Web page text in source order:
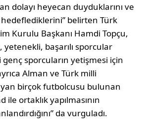
dolayı heyecan duyduklarını ve
belirten Türk
Kurulu Başkanı Hamdi Topçu,
yetenekli, başarılı sporcular
genç sporcuların yetişmesi için
Alman ve Türk milli
birçok futbolcusu bulunan
ortaklık yapılmasının
da vurguladı.